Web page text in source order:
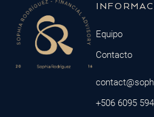
Equipo
Contacto
+506 6095